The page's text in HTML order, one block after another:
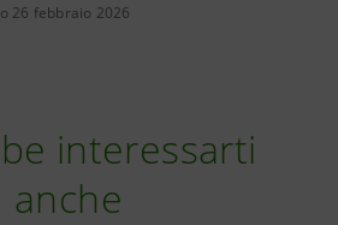
26 febbraio 2026
interessarti
anche